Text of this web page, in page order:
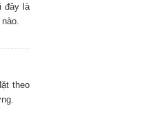
đây là
theo